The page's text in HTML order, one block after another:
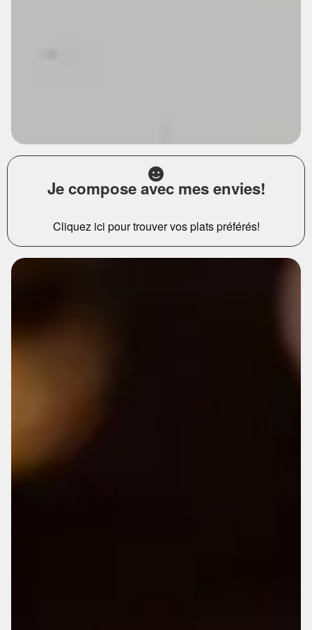
Je compose avec mes envies!
Cliquez ici pour trouver vos plats préférés!